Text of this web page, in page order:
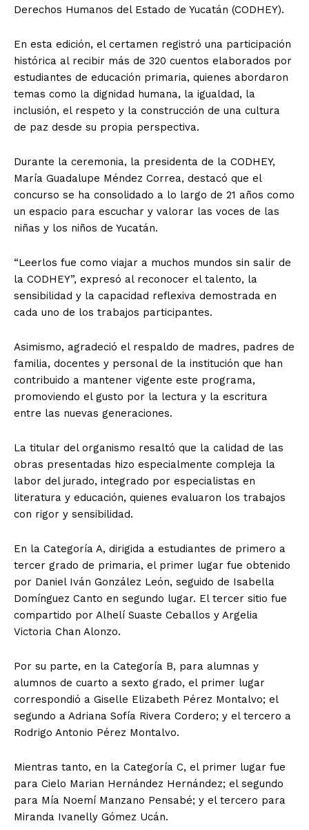
Derechos Humanos del Estado de Yucatán (CODHEY).
En esta edición, el certamen registró una participación
histórica al recibir más de 320 cuentos elaborados por
estudiantes de educación primaria, quienes abordaron
temas como la dignidad humana, la igualdad, la
inclusión, el respeto y la construcción de una cultura
de paz desde su propia perspectiva.
Durante la ceremonia, la presidenta de la CODHEY,
María Guadalupe Méndez Correa, destacó que el
concurso se ha consolidado a lo largo de 21 años como
un espacio para escuchar y valorar las voces de las
niñas y los niños de Yucatán.
“Leerlos fue como viajar a muchos mundos sin salir de
la CODHEY”, expresó al reconocer el talento, la
sensibilidad y la capacidad reflexiva demostrada en
cada uno de los trabajos participantes.
Asimismo, agradeció el respaldo de madres, padres de
familia, docentes y personal de la institución que han
contribuido a mantener vigente este programa,
promoviendo el gusto por la lectura y la escritura
entre las nuevas generaciones.
La titular del organismo resaltó que la calidad de las
obras presentadas hizo especialmente compleja la
labor del jurado, integrado por especialistas en
literatura y educación, quienes evaluaron los trabajos
con rigor y sensibilidad.
En la Categoría A, dirigida a estudiantes de primero a
tercer grado de primaria, el primer lugar fue obtenido
por Daniel Iván González León, seguido de Isabella
Domínguez Canto en segundo lugar. El tercer sitio fue
compartido por Alhelí Suaste Ceballos y Argelia
Victoria Chan Alonzo.
Por su parte, en la Categoría B, para alumnas y
alumnos de cuarto a sexto grado, el primer lugar
correspondió a Giselle Elizabeth Pérez Montalvo; el
segundo a Adriana Sofía Rivera Cordero; y el tercero a
Rodrigo Antonio Pérez Montalvo.
Mientras tanto, en la Categoría C, el primer lugar fue
para Cielo Marian Hernández Hernández; el segundo
para Mía Noemí Manzano Pensabé; y el tercero para
Miranda Ivanelly Gómez Ucán.